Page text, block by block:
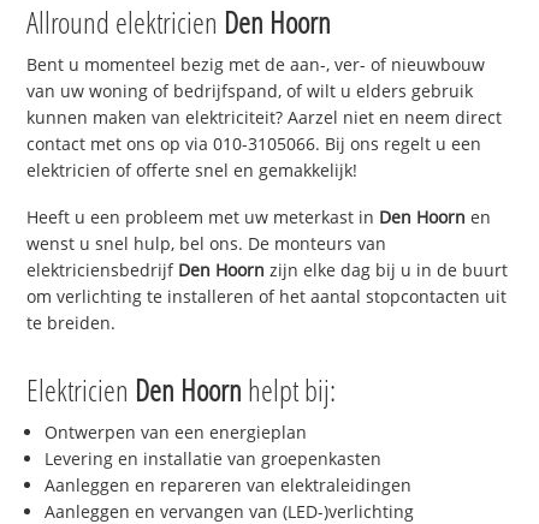
Allround elektricien Den Hoorn
Bent u momenteel bezig met de aan-, ver- of nieuwbouw
van uw woning of bedrijfspand, of wilt u elders gebruik
kunnen maken van elektriciteit? Aarzel niet en neem direct
contact met ons op via 010-3105066. Bij ons regelt u een
elektricien of offerte snel en gemakkelijk!
Heeft u een probleem met uw meterkast in Den Hoorn en
wenst u snel hulp, bel ons. De monteurs van
elektriciensbedrijf Den Hoorn zijn elke dag bij u in de buurt
om verlichting te installeren of het aantal stopcontacten uit
te breiden.
Elektricien Den Hoorn helpt bij:
Ontwerpen van een energieplan
Levering en installatie van groepenkasten
Aanleggen en repareren van elektraleidingen
Aanleggen en vervangen van (LED-)verlichting